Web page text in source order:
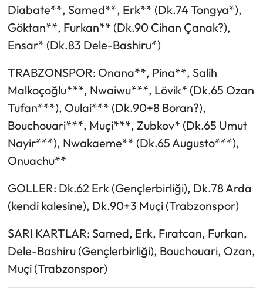
Diabate**, Samed**, Erk** (Dk.74 Tongya*),
Göktan**, Furkan** (Dk.90 Cihan Çanak?),
Ensar* (Dk.83 Dele-Bashiru*)
TRABZONSPOR: Onana**, Pina**, Salih
Malkoçoğlu***, Nwaiwu***, Lövik* (Dk.65 Ozan
Tufan***), Oulai*** (Dk.90+8 Boran?),
Bouchouari***, Muçi***, Zubkov* (Dk.65 Umut
Nayir***), Nwakaeme** (Dk.65 Augusto***),
Onuachu**
GOLLER: Dk.62 Erk (Gençlerbirliği), Dk.78 Arda
(kendi kalesine), Dk.90+3 Muçi (Trabzonspor)
SARI KARTLAR: Samed, Erk, Fıratcan, Furkan,
Dele-Bashiru (Gençlerbirliği), Bouchouari, Ozan,
Muçi (Trabzonspor)